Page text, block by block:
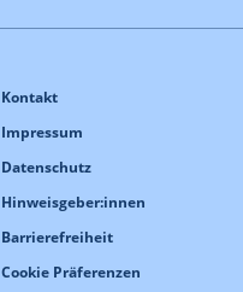
Kontakt
Impressum
Datenschutz
Hinweisgeber:innen
Barrierefreiheit
Cookie Präferenzen